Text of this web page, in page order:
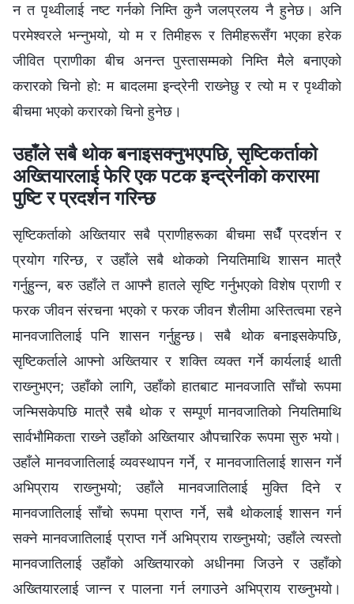
न त पृथ्वीलाई नष्ट गर्नको निम्ति कुनै जलप्रलय नै हुनेछ। अनि
परमेश्‍वरले भन्‍नुभयो, यो म र तिमीहरू र तिमीहरूसँग भएका हरेक
जीवित प्राणीका बीच अनन्त पुस्तासम्मको निम्ति मैले बनाएको
करारको चिनो हो: म बादलमा इन्द्रेनी राख्‍नेछु र त्यो म र पृथ्वीको
बीचमा भएको करारको चिनो हुनेछ।
उहाँले सबै थोक बनाइसक्‍नुभएपछि, सृष्टिकर्ताको
अख्‍तियारलाई फेरि एक पटक इन्द्रेनीको करारमा
पुष्टि र प्रदर्शन गरिन्छ
सृष्टिकर्ताको अख्‍तियार सबै प्राणीहरूका बीचमा सधैँ प्रदर्शन र
प्रयोग गरिन्छ, र उहाँले सबै थोकको नियतिमाथि शासन मात्रै
गर्नुहुन्‍न, बरु उहाँले त आफ्‍नै हातले सृष्टि गर्नुभएको विशेष प्राणी र
फरक जीवन संरचना भएको र फरक जीवन शैलीमा अस्तित्वमा रहने
मानवजातिलाई पनि शासन गर्नुहुन्छ। सबै थोक बनाइसकेपछि,
सृष्टिकर्ताले आफ्‍नो अख्‍तियार र शक्ति व्यक्त गर्ने कार्यलाई थाती
राख्‍नुभएन; उहाँको लागि, उहाँको हातबाट मानवजाति साँचो रूपमा
जन्‍मिसकेपछि मात्रै सबै थोक र सम्पूर्ण मानवजातिको नियतिमाथि
सार्वभौमिकता राख्‍ने उहाँको अख्तियार औपचारिक रूपमा सुरु भयो।
उहाँले मानवजातिलाई व्यवस्थापन गर्ने, र मानवजातिलाई शासन गर्ने
अभिप्राय राख्‍नुभयो; उहाँले मानवजातिलाई मुक्ति दिने र
मानवजातिलाई साँचो रूपमा प्राप्त गर्ने, सबै थोकलाई शासन गर्न
सक्‍ने मानवजातिलाई प्राप्त गर्ने अभिप्राय राख्‍नुभयो; उहाँले त्यस्तो
मानवजातिलाई उहाँको अख्‍तियारको अधीनमा जिउने र उहाँको
अख्‍तियारलाई जान्‍न र पालना गर्न लगाउने अभिप्राय राख्‍नुभयो।